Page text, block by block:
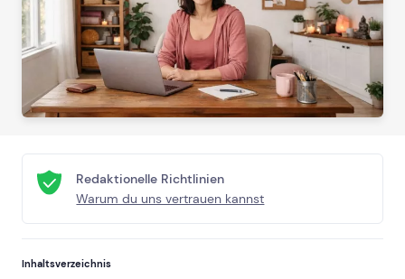
Redaktionelle Richtlinien
Warum du uns vertrauen kannst
Inhaltsverzeichnis